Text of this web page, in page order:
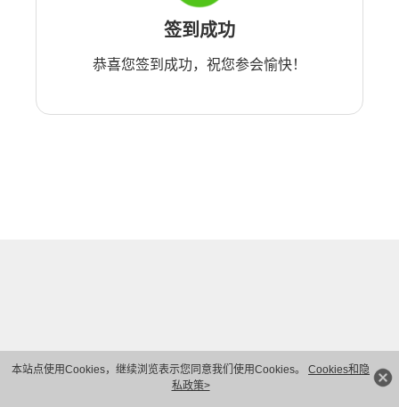
本站点使用Cookies，继续浏览表示您同意我们使用Cookies。 Cookies和隐
私政策>
签到成功
恭喜您签到成功，祝您参会愉快！